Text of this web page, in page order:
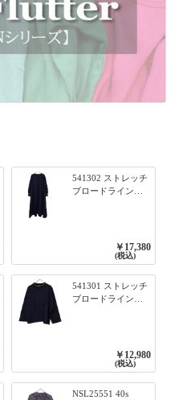
541302 ストレッチ
ブロードライン入
ワンピース 79ネイ
￥17,380
(税込)
541301 ストレッチ
ブロードライン入
リブプルオーバー
79ネイビー
￥12,980
(税込)
NSL25551 40s